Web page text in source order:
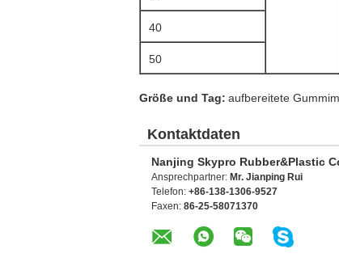
40
50
Größe und Tag: aufbereitete
Kontaktdaten
Nanjing Skypro Rubber&Plastic
Ansprechpartner: Mr. Jianping Rui
Telefon: +86-138-1306-9527
Faxen: 86-25-58071370